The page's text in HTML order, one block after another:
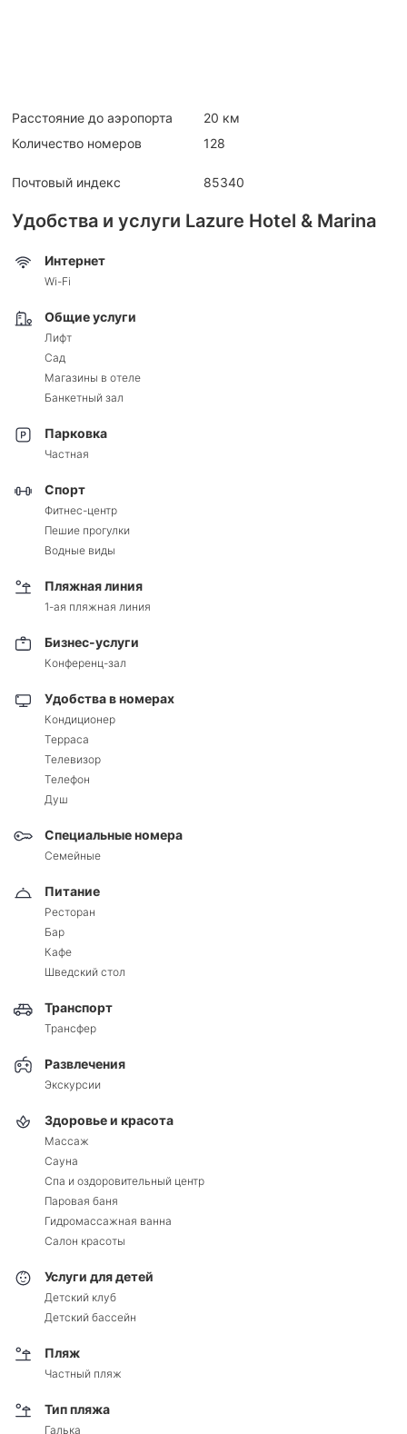
Расстояние до аэропорта
20 км
Количество номеров
128
Почтовый индекс 85340
Удобства и услуги Lazure Hotel & Marina
Интернет
Wi-Fi
Общие услуги
Лифт
Сад
Магазины в отеле
Банкетный зал
Парковка
Частная
Спорт
Фитнес-центр
Пешие прогулки
Водные виды
Пляжная линия
1-ая пляжная линия
Бизнес-услуги
Конференц-зал
Удобства в номерах
Кондиционер
Терраса
Телевизор
Телефон
Душ
Специальные номера
Семейные
Питание
Ресторан
Бар
Кафе
Шведский стол
Транспорт
Трансфер
Развлечения
Экскурсии
Здоровье и красота
Массаж
Сауна
Спа и оздоровительный центр
Паровая баня
Гидромассажная ванна
Салон красоты
Услуги для детей
Детский клуб
Детский бассейн
Пляж
Частный пляж
Тип пляжа
Галька